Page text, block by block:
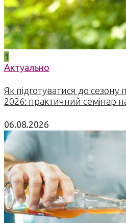
1
Актуально
Як підготуватися до
2026: практичний семінар
06.08.2026